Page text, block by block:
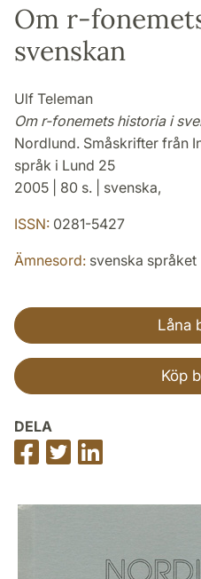
Om r-
svenskan
Ulf Teleman
Om r-fonemets historia i
Nordlund. Småskrifter från
språk i Lund 25
2005 | 80 s. | svenska,
ISSN: 0281-5427
Ämnesord: svenska språket
Låna
Köp
DELA
Dela
på
Dela
på
på